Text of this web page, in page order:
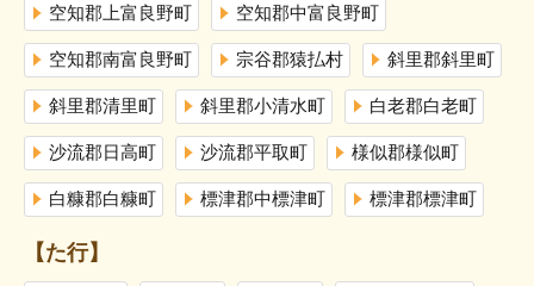
空知郡上富良野町 空知郡中富良野町
空知郡南富良野町 宗谷郡猿払村 斜里郡斜里町
斜里郡清里町 斜里郡小清水町 白老郡白老町
沙流郡日高町 沙流郡平取町 様似郡様似町
白糠郡白糠町 標津郡中標津町 標津郡標津町
【た行】